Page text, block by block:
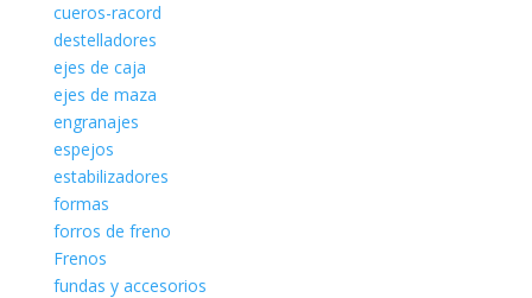
cueros-racord
destelladores
ejes de caja
ejes de maza
engranajes
espejos
estabilizadores
formas
forros de freno
Frenos
fundas y accesorios